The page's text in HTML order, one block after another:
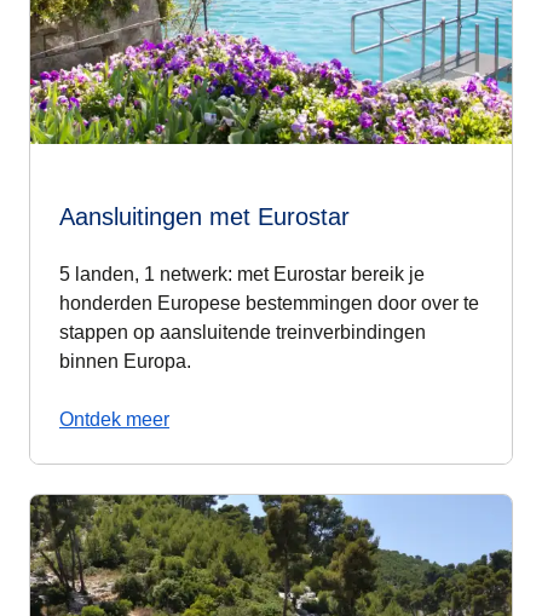
Aansluitingen met Eurostar
5 landen, 1 netwerk: met Eurostar bereik je
honderden Europese bestemmingen door over te
stappen op aansluitende treinverbindingen
binnen Europa.
Ontdek meer